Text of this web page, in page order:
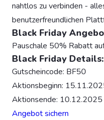
nahtlos zu verbinden -
benutzerfreundlichen
Black Friday
Pauschale 50% Rabatt
Black Friday Details:
Gutscheincode: BF50
Aktionsbeginn:
Aktionsende: 10.12.2025
Angebot sichern